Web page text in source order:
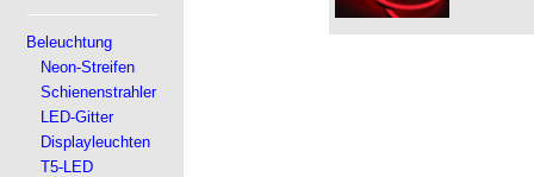
Beleuchtung
Neon-Streifen
Schienenstrahler
LED-Gitter
Displayleuchten
T5-LED